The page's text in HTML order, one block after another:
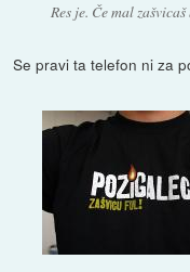
Res je. Če mal
Se pravi ta telefon ni za